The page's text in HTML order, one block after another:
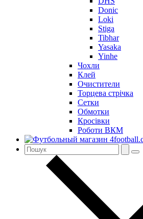
Donic
Loki
Stiga
Tibhar
Yasaka
Yinhe
Чохли
Клей
Очистители
Торцева стрічка
Сетки
Обмотки
Кросівки
Роботи ВКМ